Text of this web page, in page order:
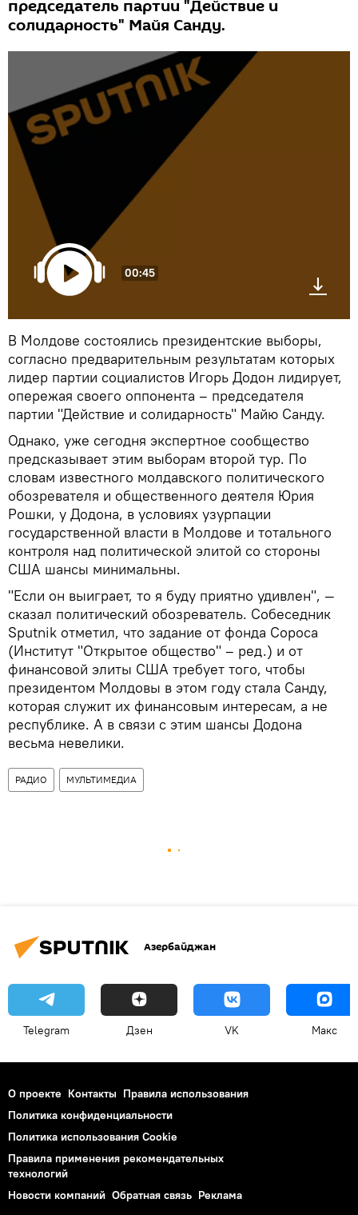
председатель партии "Действие и
солидарность" Майя Санду.
00:45
В Молдове состоялись президентские выборы,
согласно предварительным результатам которых
лидер партии социалистов Игорь Додон лидирует,
опережая своего оппонента – председателя
партии "Действие и солидарность" Майю Санду.
Однако, уже сегодня экспертное сообщество
предсказывает этим выборам второй тур. По
словам известного молдавского политического
обозревателя и общественного деятеля Юрия
Рошки, у Додона, в условиях узурпации
государственной власти в Молдове и тотального
контроля над политической элитой со стороны
США шансы минимальны.
"Если он выиграет, то я буду приятно удивлен", —
сказал политический обозреватель. Собеседник
Sputnik отметил, что задание от фонда Сороса
(Институт "Открытое общество" – ред.) и от
финансовой элиты США требует того, чтобы
президентом Молдовы в этом году стала Санду,
которая служит их финансовым интересам, а не
республике. А в связи с этим шансы Додона
весьма невелики.
РАДИО МУЛЬТИМЕДИА
Азербайджан
Telegram Дзен VK Макс
О проекте Контакты Правила использования
Политика конфиденциальности
Политика использования Cookie
Правила применения рекомендательных
технологий
Новости компаний Обратная связь Реклама